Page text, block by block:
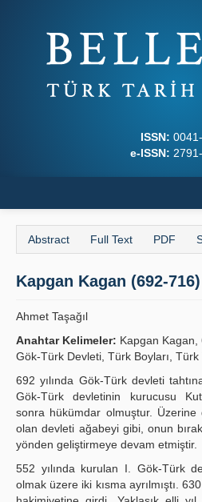
ISSN:
e-ISSN:
About
Journal Boards
Writing Rules
Principles
Publication Policies
Guidelines
Contact Us
Abstract Full Text PDF
Kapgan Kagan (692-716)
Ahmet Taşağıl
Anahtar Kelimeler: Kapgan Kagan,
Gök-Türk Devleti, Türk Boyları, Türk
692 yılında Gök-Türk devleti
Gök-Türk devletinin kurucusu
sonra hükümdar olmuştur. Üzerine
olan devleti ağabeyi gibi, onun
yönden geliştirmeye devam etmiştir.
552 yılında kurulan I. Gök-Türk
olmak üzere iki kısma ayrılmıştı.